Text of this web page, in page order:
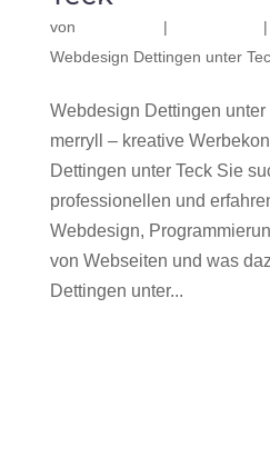
von | |
Webdesign Dettingen unter
Webdesign Dettingen
merryll – kreative
Dettingen unter Teck Sie
professionellen und
Webdesign,
von Webseiten und was
Dettingen unter...